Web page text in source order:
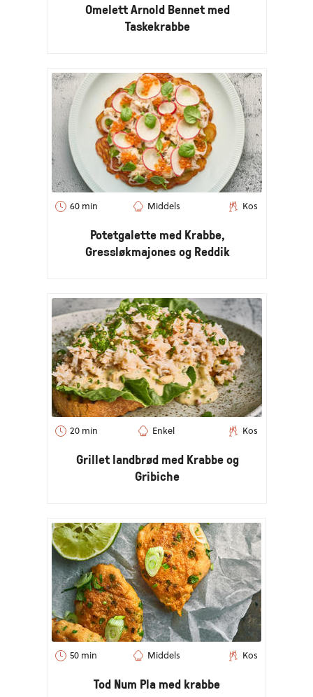
Omelett Arnold Bennet med
Taskekrabbe
60 min Middels Kos
Potetgalette med Krabbe,
Gressløkmajones og Reddik
20 min Enkel Kos
Grillet landbrød med Krabbe og
Gribiche
50 min Middels Kos
Tod Num Pla med krabbe